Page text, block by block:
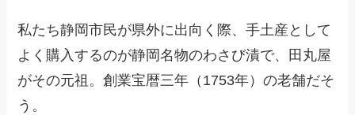
私たち静岡市民が県外に出向く際、手土産として
よく購入するのが静岡名物のわさび漬で、田丸屋
がその元祖。創業宝暦三年（1753年）の老舗だそ
う。